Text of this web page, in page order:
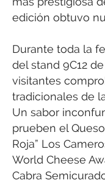
edición obtuvo
Durante toda la
del stand 9C12
visitantes
tradicionales de
Un sabor
prueben el
Roja” Los
World Cheese
Cabra